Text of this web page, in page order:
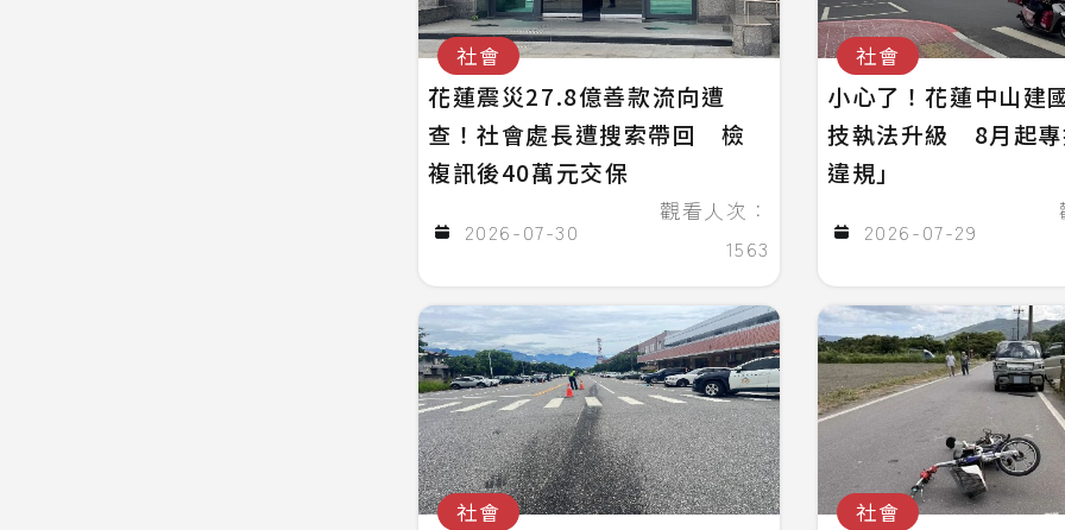
社會
花蓮震災27.8億善款流向遭
查！社會處長遭搜索帶回 檢
複訊後40萬元交保
2026-07-30
觀看人次：
1563
社會
小心了！花蓮中山建
技執法升級 8月起專
違規」
2026-07-29
社會 社會